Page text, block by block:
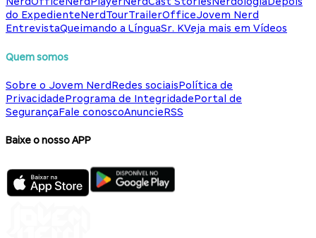
do ExpedienteNerdTourTrailerOfficeJovem Nerd
EntrevistaQueimando a LínguaSr. KVeja mais em Vídeos
Quem somos
Sobre o Jovem NerdRedes sociaisPolítica de
PrivacidadePrograma de IntegridadePortal de
SegurançaFale conoscoAnuncieRSS
Baixe o nosso APP